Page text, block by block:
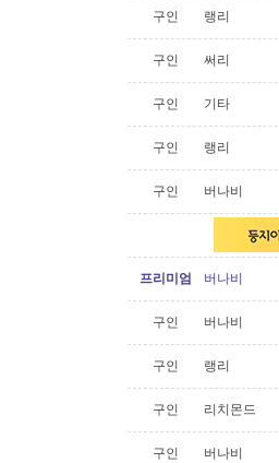
구인 랭리
구인 써리
구인 기타
구인 랭리
구인 버나비
프리미엄 버나비
구인 버나비
구인 랭리
구인 리치몬드
구인 버나비